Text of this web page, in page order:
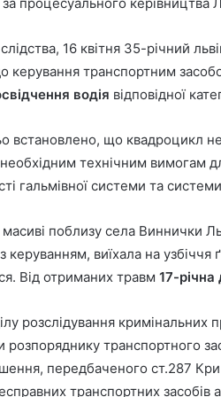
16 квітня 35-річний
керування транспортним
водія відповідної
встановлено, що квадроцикл
необхідним технічним вимогам
гальмівної системи та
поблизу села Виннички
керуванням, виїхала на
Від отриманих травм 17-річна
розслідування
розпоряднику транспортного
передбаченого ст.287
транспортних засобів